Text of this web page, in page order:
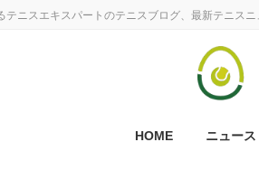
テニスエキスパートのテニスブログ、最新テニス
HOME ニュース